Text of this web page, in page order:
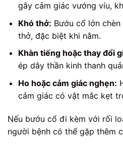
gây cảm giác vướng víu,
Khó thở: Bướu cổ lớn
thở, đặc biệt khi nằm.
Khàn tiếng hoặc thay đổi
ép dây thần kinh thanh
Ho hoặc cảm giác nghẹn:
cảm giác có vật mắc kẹt
Nếu bướu cổ đi kèm với rối
người bệnh có thể gặp thêm